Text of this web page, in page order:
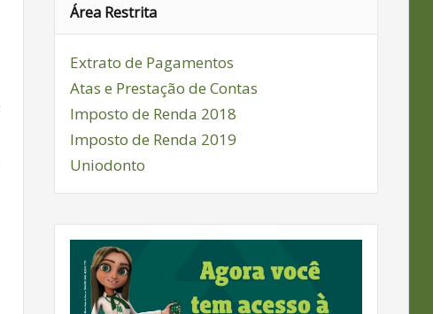
Área Restrita
Extrato de Pagamentos
Atas e Prestação de Contas
Imposto de Renda 2018
Imposto de Renda 2019
Uniodonto